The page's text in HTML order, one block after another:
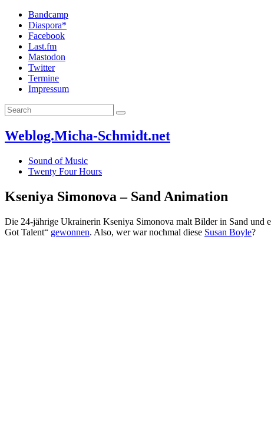
Bandcamp
Diaspora*
Facebook
Last.fm
Mastodon
Twitter
Termine
Impressum
Weblog.Micha-Schmidt.net
Sound of Music
Twenty Four Hours
Kseniya Simonova – Sand Animation
Die 24-jährige Ukrainerin Kseniya Simonova malt Bilder in Sand und
Got Talent“ gewonnen. Also, wer war nochmal diese Susan Boyle?